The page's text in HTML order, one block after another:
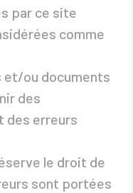
par ce site
comme
ou documents
des
des erreurs
le droit de
sont portées